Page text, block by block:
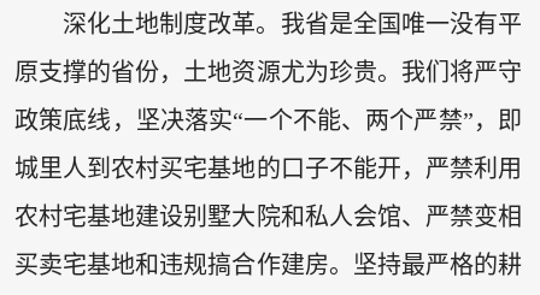
深化土地制度改革。我省是全国唯一没有平
原支撑的省份，土地资源尤为珍贵。我们将严守
政策底线，坚决落实“一个不能、两个严禁”，即
城里人到农村买宅基地的口子不能开，严禁利用
农村宅基地建设别墅大院和私人会馆、严禁变相
买卖宅基地和违规搞合作建房。坚持最严格的耕